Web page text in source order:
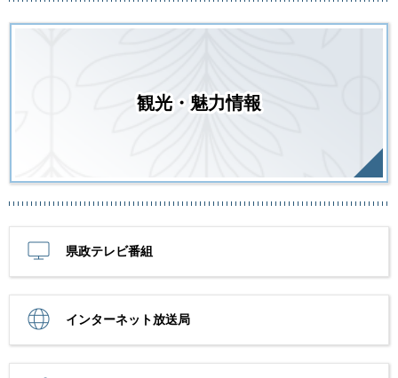
観光・魅力情報
県政テレビ番組
インターネット放送局